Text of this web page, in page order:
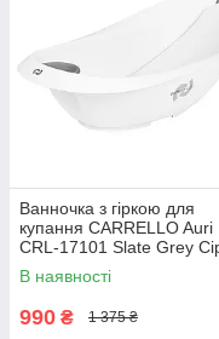
Ванночка з гіркою для
купання CARRELLO Auri
CRL-17101 Slate Grey
В наявності
990 ₴ 1 375 ₴